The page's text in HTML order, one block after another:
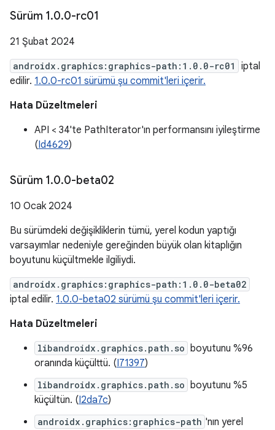
Sürüm 1.0.0-rc01
21 Şubat 2024
androidx.graphics:graphics-path:1.0.0-rc01
iptal
edilir. 1.0.0-rc01 sürümü şu commit'leri içerir.
Hata Düzeltmeleri
API < 34'te PathIterator'ın performansını iyileştirme
(Id4629)
Sürüm 1.0.0-beta02
10 Ocak 2024
Bu sürümdeki değişikliklerin tümü, yerel kodun yaptığı
varsayımlar nedeniyle gereğinden büyük olan kitaplığın
boyutunu küçültmekle ilgiliydi.
androidx.graphics:graphics-path:1.0.0-beta02
iptal edilir. 1.0.0-beta02 sürümü şu commit'leri içerir.
Hata Düzeltmeleri
libandroidx.graphics.path.so boyutunu %96
oranında küçülttü. (I71397)
libandroidx.graphics.path.so boyutunu %5
küçültün. (I2da7c)
androidx.graphics:graphics-path 'nın yerel